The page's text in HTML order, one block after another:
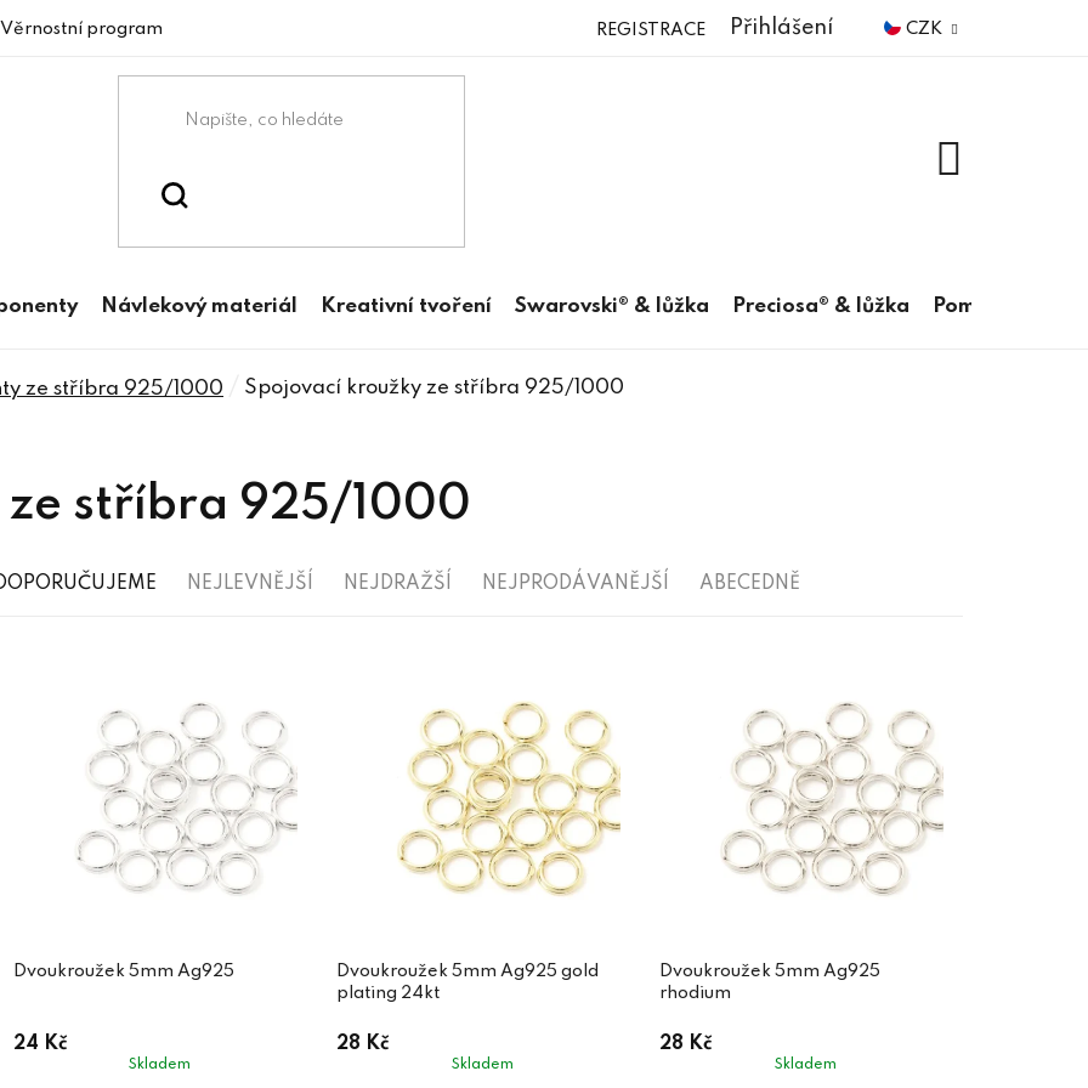
Věrnostní program CZK
Přihlášení
REGISTRACE
Návlekový materiál Kreativní tvoření Swarovski® & lůžka Preciosa® & lůžka Pomůcky
ze stříbra 925/1000 Spojovací kroužky ze stříbra 925/1000
ze stříbra 925/1000
u
NEJLEVNĚJŠÍ NEJDRAŽŠÍ NEJPRODÁVANĚJŠÍ ABECEDNĚ
d
k
Dvoukroužek 5mm Ag925
24 Kč
Skladem
Dvoukroužek 5mm Ag925 gold
plating 24kt
28 Kč
Skladem
Dvoukroužek 5mm Ag925
rhodium
28 Kč
Skladem